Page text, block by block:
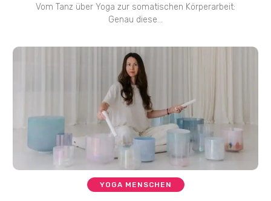
Vom Tanz über Yoga zur somatischen Körperarbeit:
Genau diese...
YOGA MENSCHEN